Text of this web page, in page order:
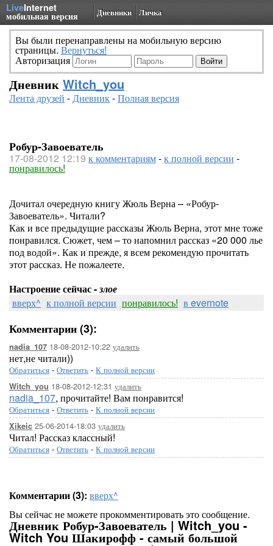
LiveInternet
мобильная версия Дневники Личка
Вы были перенаправлены на мобильную версию
страницы. Вернуться!
Авторизация
Дневник Witch_you
Лента друзей -Дневник-Полная версия
Робур-Завоеватель
17-08-2012 12:19 к комментариям-к полной версии -
понравилось!
Дочитал очередную книгу Жюль Верна – «Робур-
Завоеватель». Читали?
Как и все предыдущие рассказы Жюль Верна, этот мне тоже
понравился. Сюжет, чем – то напомнил рассказ «20 000 лье
под водой». Как и прежде, я всем рекомендую прочитать
этот рассказ. Не пожалеете.
Настроение сейчас -злое
вверх^ к полной версии понравилось! в evernote
Комментарии (3):
nadia_107 18-08-2012-10:22 удалить
нет,не читали))
Обратиться - Ответить - К полной версии
Witch_you 18-08-2012-12:31 удалить
nadia_107, прочитайте! Вам понравится!
Обратиться - Ответить - К полной версии
Xikeic 25-06-2014-18:03 удалить
Читал! Рассказ классный!
Обратиться - Ответить - К полной версии
Комментарии (3): вверх^
Вы сейчас не можете прокомментировать это сообщение.
Дневник Робур-Завоеватель | Witch_you -
Witch You Шакирофф - самый большой